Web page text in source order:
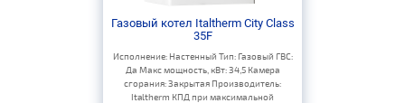
Газовый котел Italtherm City Class
35F
Исполнение: Настенный Тип: Газовый ГВС:
Да Макс мощность, кВт: 34,5 Камера
сгорания: Закрытая Производитель:
Italtherm КПД при максимальной